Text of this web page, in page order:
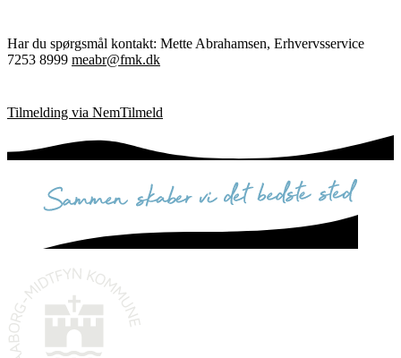
Har du spørgsmål kontakt: Mette Abrahamsen, Erhvervsservice
7253 8999 meabr@fmk.dk
Tilmelding via NemTilmeld
sammen skaber vi det bedste sted